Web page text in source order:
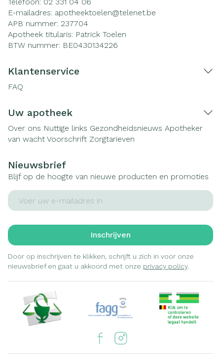
E-mailadres: apotheektoelen@telenet.be
APB nummer: 237704
Apotheek titularis: Patrick Toelen
BTW nummer: BE0430134226
Klantenservice
FAQ
Uw apotheek
Over ons Nuttige links Gezondheidsnieuws Apotheker
van wacht Voorschrift Zorgtarieven
Nieuwsbrief
Blijf op de hoogte van nieuwe producten en promoties
E-mail adres
Inschrijven
Door op inschrijven te klikken, schrijft u zich in voor onze
nieuwsbrief en gaat u akkoord met onze privacy policy.